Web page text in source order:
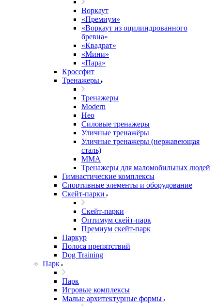
Воркаут
«Премиум»
«Воркаут из оцилиндрованного
бревна»
«Квадрат»
«Мини»
«Пара»
Кроссфит
Тренажеры
Тренажеры
Modern
Нео
Силовые тренажеры
Уличные тренажёры
Уличные тренажеры (нержавеющая
сталь)
ММА
Тренажеры для маломобильных людей
Гимнастические комплексы
Спортивные элементы и оборудование
Скейт-парки
Скейт-парки
Оптимум скейт-парк
Премиум скейт-парк
Паркур
Полоса препятствий
Dog Training
Парк
Парк
Игровые комплексы
Малые архитектурные формы